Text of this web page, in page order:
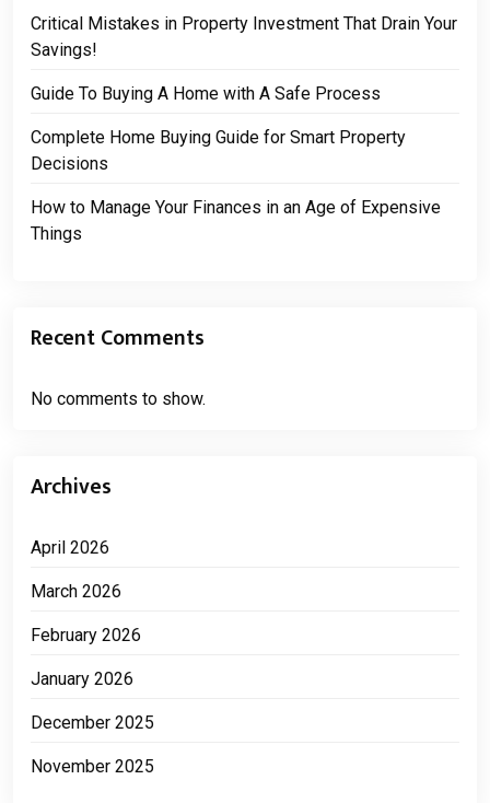
Critical Mistakes in Property Investment That Drain Your
Savings!
Guide To Buying A Home with A Safe Process
Complete Home Buying Guide for Smart Property
Decisions
How to Manage Your Finances in an Age of Expensive
Things
Recent Comments
No comments to show.
Archives
April 2026
March 2026
February 2026
January 2026
December 2025
November 2025